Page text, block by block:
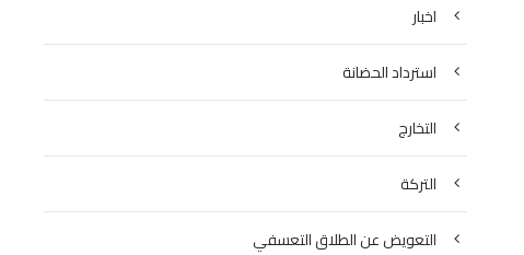
اخبار
استرداد الحضانة
التخارج
التركة
التعويض عن الطلاق التعسفي